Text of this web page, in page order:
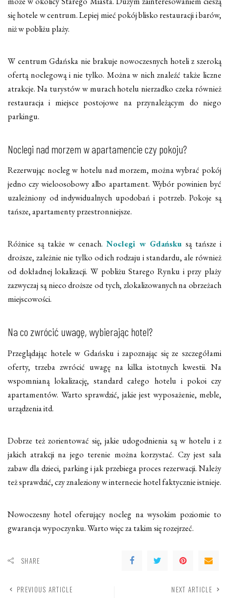
się hotele w centrum. Lepiej mieć pokój blisko restauracji i barów,
niż w pobliżu plaży.
W centrum Gdańska nie brakuje nowoczesnych hoteli z szeroką
ofertą noclegową i nie tylko. Można w nich znaleźć także liczne
atrakcje. Na turystów w murach hotelu nierzadko czeka również
restauracja i miejsce postojowe na przynależącym do niego
parkingu.
Noclegi nad morzem w apartamencie czy pokoju?
Rezerwując nocleg w hotelu nad morzem, można wybrać pokój
jedno czy wieloosobowy albo apartament. Wybór powinien być
uzależniony od indywidualnych upodobań i potrzeb. Pokoje są
tańsze, apartamenty przestronniejsze.
Różnice są także w cenach. Noclegi w Gdańskusą tańsze i
droższe, zależnie nie tylko od ich rodzaju i standardu, ale również
od dokładnej lokalizacji. W pobliżu Starego Rynku i przy plaży
zazwyczaj są nieco droższe od tych, zlokalizowanych na obrzeżach
miejscowości.
Na co zwrócić uwagę, wybierając hotel?
Przeglądając hotele w Gdańsku i zapoznając się ze szczegółami
oferty, trzeba zwrócić uwagę na kilka istotnych kwestii. Na
wspomnianą lokalizację, standard całego hotelu i pokoi czy
apartamentów. Warto sprawdzić, jakie jest wyposażenie, meble,
urządzenia itd.
Dobrze też zorientować się, jakie udogodnienia są w hotelu i z
jakich atrakcji na jego terenie można korzystać. Czy jest sala
zabaw dla dzieci, parking i jak przebiega proces rezerwacji. Należy
też sprawdzić, czy znaleziony w internecie hotel faktycznie istnieje.
Nowoczesny hotel oferujący nocleg na wysokim poziomie to
gwarancja wypoczynku. Warto więc za takim się rozejrzeć.
SHARE
PREVIOUS ARTICLE NEXT ARTICLE